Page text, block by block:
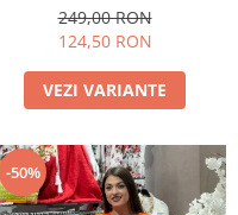
249,00 RON
124,50 RON
VEZI VARIANTE
-50%